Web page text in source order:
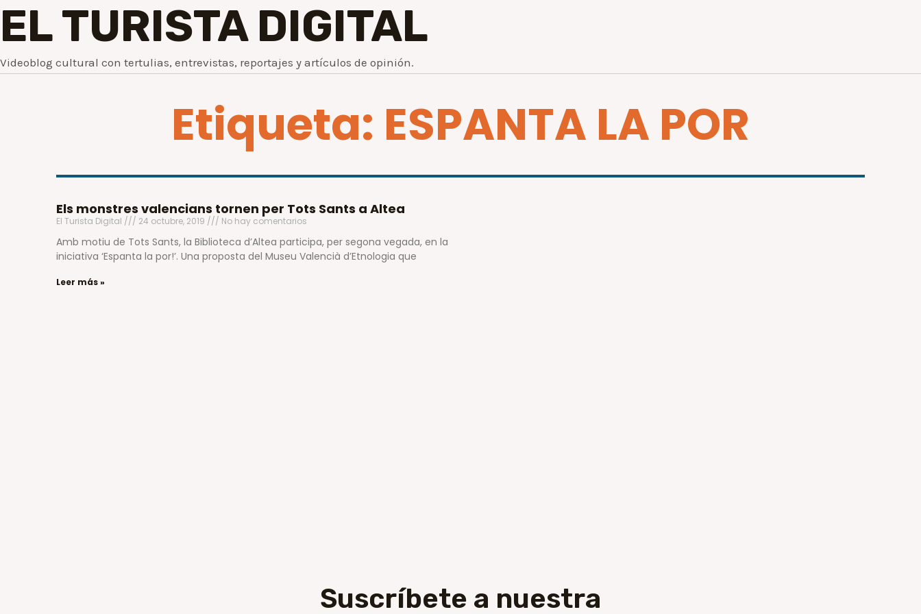
EL TURISTA DIGITAL
Videoblog cultural con tertulias, entrevistas, reportajes y artículos de opinión.
Etiqueta: ESPANTA LA POR
Els monstres valencians tornen per Tots Sants a Altea
El Turista Digital 24 octubre, 2019 No hay comentarios
Amb motiu de Tots Sants, la Biblioteca d’Altea participa, per segona vegada, en la
iniciativa ‘Espanta la por!’. Una proposta del Museu Valencià d’Etnologia que
Leer más »
Suscríbete a nuestra